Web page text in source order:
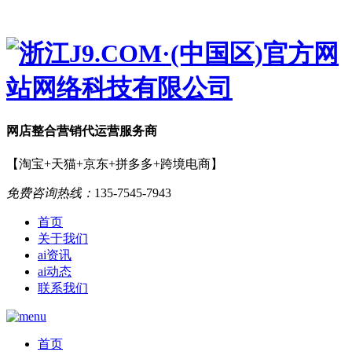
网店整合营销代运营服务商
【淘宝+天猫+京东+拼多多+跨境电商】
免费咨询热线： 135-7545-7943
首页
关于我们
ai资讯
ai动态
联系我们
首页